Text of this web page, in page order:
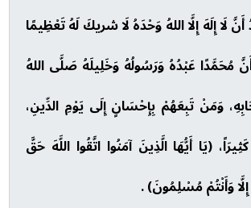
لَا إِلَهَ إِلَّا اللهُ وَحْدَهُ لَا شريكَ لَهُ تَعْظِيمًا
مُحَمَّدًا عَبْدُهُ وَرَسُولُهُ وَخَلِيلَهُ صَلَّى اللهُ
وَمَنْ تَبِعَهُمْ بِإِحْسَانٍ إِلَى يَوْمِ الدِّينِ،
(يَا أَيُّهَا الَّذِينَ آمَنُوا اتَّقُوا اللَّهَ حَقَّ
وَأَنْتُمْ مُسْلِمُونَ) .